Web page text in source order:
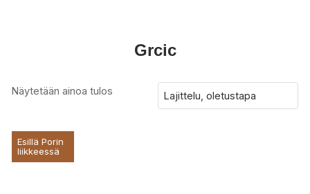
Grcic
Näytetään ainoa tulos
Esillä Porin
liikkeessä